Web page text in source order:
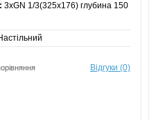
3хGN 1/3(325х176) глубина 150
Відгуки (0)